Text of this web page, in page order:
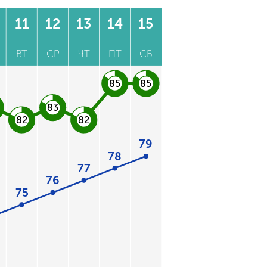
11
ВТ
12
СР
13
ЧТ
14
ПТ
15
СБ
75
76
77
78
79
82
83
82
85 85